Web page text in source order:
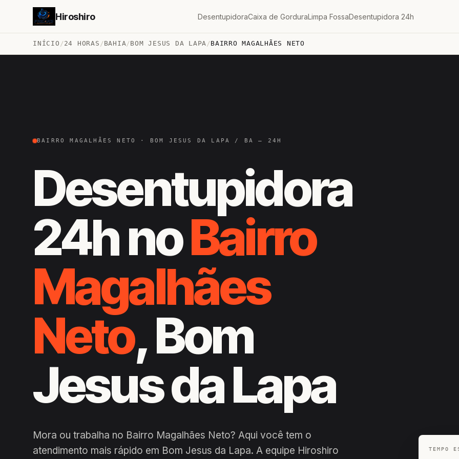
Hiroshiro DesentupidoraCaixa de GorduraLimpa FossaDesentupidora 24h
INÍCIO /24 HORAS /BAHIA/BOM JESUS DA LAPA /BAIRRO MAGALHÃES NETO
BAIRRO MAGALHÃES NETO · BOM JESUS DA LAPA / BA — 24H
Desentupidora
24h noBairro
Magalhães
Neto, Bom
Jesus da Lapa
Mora ou trabalha no Bairro Magalhães Neto? Aqui você tem o
atendimento mais rápido em Bom Jesus da Lapa. A equipe Hiroshiro
TEMPO